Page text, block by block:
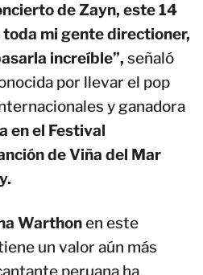
de Zayn, este 14
mi gente directioner,
increíble”, señaló
por llevar el pop
y ganadora
en el Festival
de Viña del Mar
Warthonen este
un valor aún más